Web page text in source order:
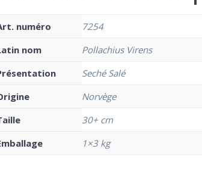
numéro
7254
nom
Pollachius Virens
Seché Salé
Norvège
30+ cm
1×3 kg